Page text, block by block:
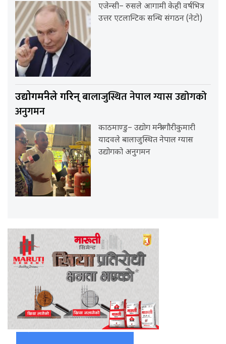
एजेन्सी– रुसले आगामी केही वर्षभित्र
उत्तर एटलान्टिक सन्धि संगठन (नेटो)
उद्योगमन्त्रीले गरिन्बालाजुस्थित नेपाल ग्यास उद्योगको
अनुगमन
काठमाण्डु– उद्योग मन्त्री गौरीकुमारी
यादवले बालाजुस्थित नेपाल ग्यास
उद्योगको अनुगमन